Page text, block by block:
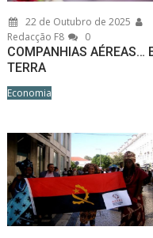
22 de Outubro de 2025
Redacção F8
0
COMPANHIAS AÉREAS…
TERRA
Economia